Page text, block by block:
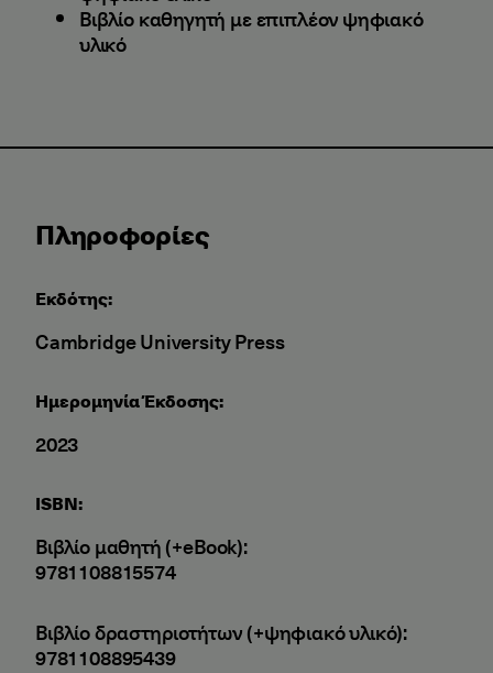
Πληροφορίες
Εκδότης:
Cambridge University Press
Ημερομηνία Έκδοσης:
2023
ISBN:
Βιβλίο μαθητή (+eBook):
9781108815574
Βιβλίο δραστηριοτήτων (+ψηφιακό υλικό):
9781108895439
Βιβλίο καθηγητή με επιπλέον ψηφιακό
υλικό